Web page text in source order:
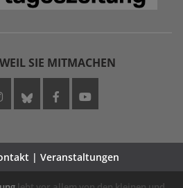
SIE MITMACHEN
| Veranstaltungen